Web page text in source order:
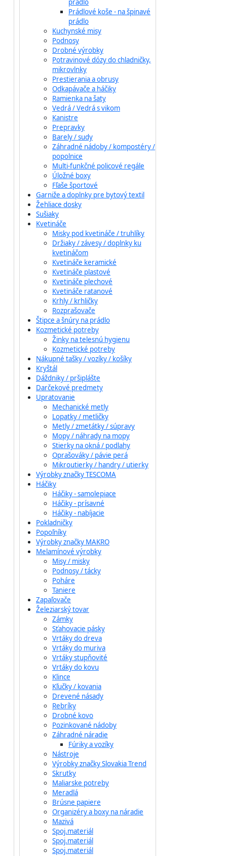
prádlo
Prádlové koše - na špinavé
prádlo
Kuchynské misy
Podnosy
Drobné výrobky
Potravinové dózy do chladničky,
mikrovlnky
Prestierania a obrusy
Odkapávače a háčiky
Ramienka na šaty
Vedrá / Vedrá s vikom
Kanistre
Prepravky
Barely / sudy
Záhradné nádoby / kompostéry /
popolnice
Multi-funkčné policové regále
Úložné boxy
Fľaše športové
Garniže a doplnky pre bytový textil
Žehliace dosky
Sušiaky
Kvetináče
Misky pod kvetináče / truhlíky
Držiaky / závesy / doplnky ku
kvetináčom
Kvetináče keramické
Kvetináče plastové
Kvetináče plechové
Kvetináče ratanové
Krhly / krhličky
Rozprašovače
Štipce a šnúry na prádlo
Kozmetické potreby
Žinky na telesnú hygienu
Kozmetické potreby
Nákupné tašky / vozíky / košíky
Kryštál
Dáždniky / pršiplášte
Darčekové predmety
Upratovanie
Mechanické metly
Lopatky / metličky
Metly / zmetátky / súpravy
Mopy / náhrady na mopy
Stierky na okná / podlahy
Oprašováky / pávie perá
Mikroutierky / handry / utierky
Výrobky značky TESCOMA
Háčiky
Háčiky - samolepiace
Háčiky - prísavné
Háčiky - nabíjacie
Pokladničky
Popoľníky
Výrobky značky MAKRO
Melamínové výrobky
Misy / misky
Podnosy / tácky
Poháre
Taniere
Zapaľovače
Železiarský tovar
Zámky
Sťahovacie pásky
Vrtáky do dreva
Vrtáky do muriva
Vrtáky stupňovité
Vrtáky do kovu
Klince
Kľučky / kovania
Drevené násady
Rebríky
Drobné kovo
Pozinkované nádoby
Záhradné náradie
Fúriky a vozíky
Nástroje
Výrobky značky Slovakia Trend
Skrutky
Maliarske potreby
Meradlá
Brúsne papiere
Organizéry a boxy na náradie
Mazivá
Spoj.materiál
Spoj.materiál
Spoj.materiál